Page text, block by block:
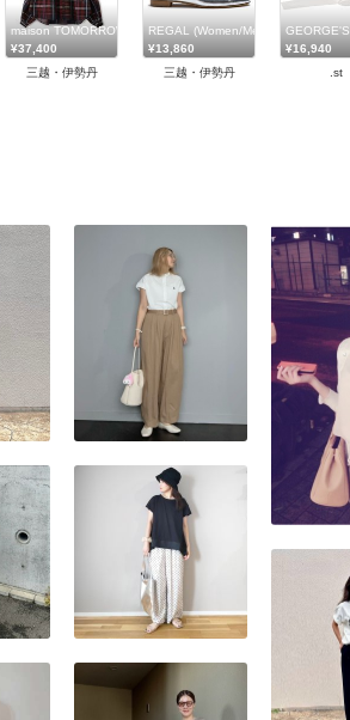
メゾン トゥモローランド
maison TOMORROWLAND/メゾン トゥモローランド
¥37,400
三越・伊勢丹
REGAL (Women/Men)/リーガル
¥13,860
三越・伊勢丹
GEORGE'S
¥16,940
.st